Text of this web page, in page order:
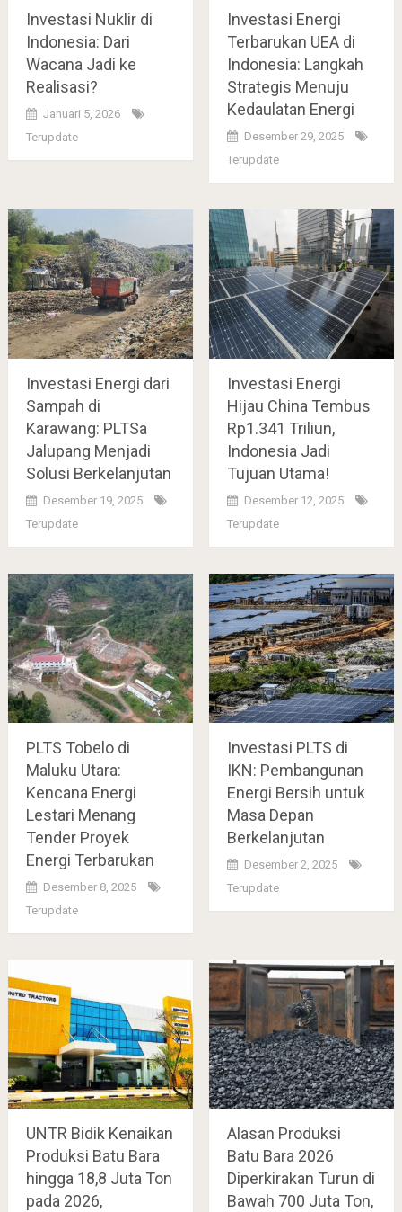
Investasi Nuklir di
Indonesia: Dari
Wacana Jadi ke
Realisasi?
Januari 5, 2026
Terupdate
Investasi Energi
Terbarukan UEA di
Indonesia: Langkah
Strategis Menuju
Kedaulatan Energi
Desember 29, 2025
Terupdate
Investasi Energi dari
Sampah di
Karawang: PLTSa
Jalupang Menjadi
Solusi Berkelanjutan
Desember 19, 2025
Terupdate
Investasi Energi
Hijau China Tembus
Rp1.341 Triliun,
Indonesia Jadi
Tujuan Utama!
Desember 12, 2025
Terupdate
PLTS Tobelo di
Maluku Utara:
Kencana Energi
Lestari Menang
Tender Proyek
Energi Terbarukan
Desember 8, 2025
Terupdate
Investasi PLTS di
IKN: Pembangunan
Energi Bersih untuk
Masa Depan
Berkelanjutan
Desember 2, 2025
Terupdate
UNTR Bidik Kenaikan
Produksi Batu Bara
hingga 18,8 Juta Ton
pada 2026,
Alasan Produksi
Batu Bara 2026
Diperkirakan Turun di
Bawah 700 Juta Ton,